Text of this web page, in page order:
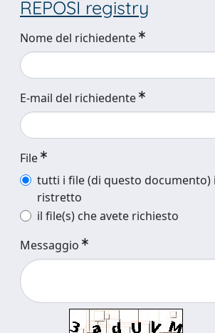
REPOSI registry
Nome del richiedente
E-mail del richiedente
File
tutti i file (di questo documento)
ristretto
il file(s) che avete richiesto
Messaggio